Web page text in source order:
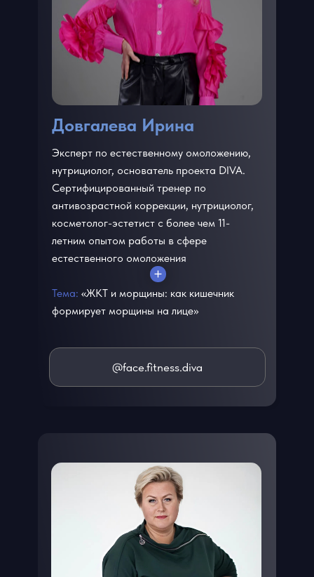
Довгалева Ирина
Эксперт по естественному омоложению,
нутрициолог, основатель проекта DIVA.
Сертифицированный тренер по
антивозрастной коррекции, нутрициолог,
косметолог-эстетист с более чем 11-
летним опытом работы в сфере
естественного омоложения
Тема: «ЖКТ и морщины: как кишечник
формирует морщины на лице»
@face.fitness.diva